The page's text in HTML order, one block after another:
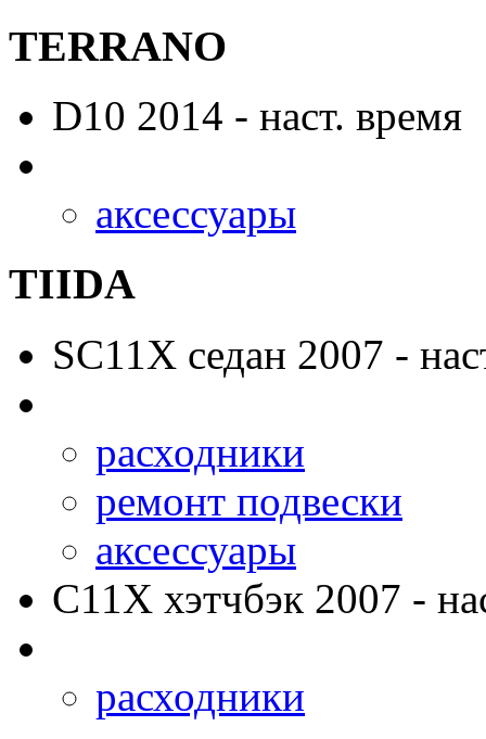
TERRANO
D10 2014 - наст. время
аксессуары
TIIDA
SC11X седан 2007 -
расходники
ремонт подвески
аксессуары
C11X хэтчбэк 2007 -
расходники